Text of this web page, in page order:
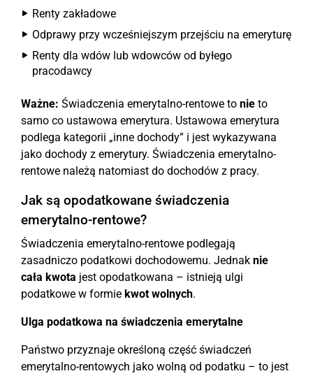
Renty zakładowe
Odprawy przy wcześniejszym przejściu na emeryturę
Renty dla wdów lub wdowców od byłego
pracodawcy
Ważne: Świadczenia emerytalno-rentowe to nie to
samo co ustawowa emerytura. Ustawowa emerytura
podlega kategorii „inne dochody” i jest wykazywana
jako dochody z emerytury. Świadczenia emerytalno-
rentowe należą natomiast do dochodów z pracy.
Jak są opodatkowane świadczenia
emerytalno-rentowe?
Świadczenia emerytalno-rentowe podlegają
zasadniczo podatkowi dochodowemu. Jednak nie
cała kwota jest opodatkowana – istnieją ulgi
podatkowe w formie kwot wolnych.
Ulga podatkowa na świadczenia emerytalne
Państwo przyznaje określoną część świadczeń
emerytalno-rentowych jako wolną od podatku – to jest